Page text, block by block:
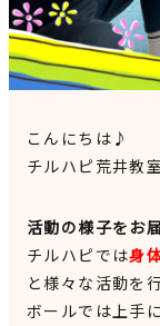
こんにちは♪
チルハピ荒井教
活動の様子をお
チルハピでは身
と様々な活動を
ボールでは上手